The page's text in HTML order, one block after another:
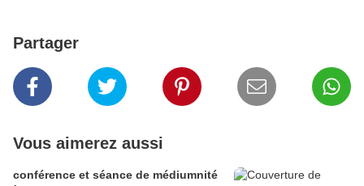
Partager
Vous aimerez aussi
conférence et séance de médiumnité